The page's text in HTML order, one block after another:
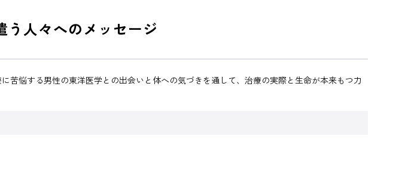
人々へのメッセージ
悩する男性の東洋医学との出会いと体への気づきを通して、治療の実際と生命が本来もつ力